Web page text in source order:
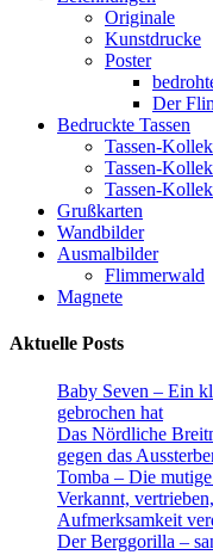
Originale
Kunstdrucke
Poster
Der
Bedruckte Tassen
Tassen-
Tassen-
Tassen-
Grußkarten
Wandbilder
Ausmalbilder
Flimmerwald
Magnete
Aktuelle Posts
Baby Seven – Ein
gebrochen hat
Das Nördliche
gegen das
Tomba – Die
Verkannt,
Aufmerksamkeit
Der Berggorilla –